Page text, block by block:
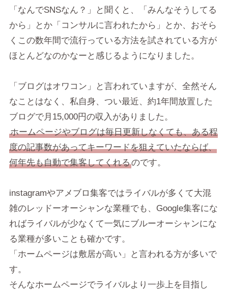
「なんでSNSなん？」と聞くと、「みんなそうしてる
から」とか「コンサルに言われたから」とか、おそら
くこの数年間で流行っている方法を試されている方が
ほとんどなのかなーと感じるようになりました。
「ブログはオワコン」と言われていますが、全然そん
なことはなく、私自身、つい最近、約1年間放置した
ブログで月15,000円の収入がありました。
ホームページやブログは毎日更新しなくても、ある程
度の記事数があってキーワードを狙えていたならば、
何年先も自動で集客してくれるのです。
instagramやアメブロ集客ではライバルが多くて大混
雑のレッドーオーシャンな業種でも、Google集客にな
ればライバルが少なくて一気にブルーオーシャンにな
る業種が多いことも確かです。
「ホームページは敷居が高い」と言われる方が多いで
す。
そんなホームページでライバルより一歩上を目指し